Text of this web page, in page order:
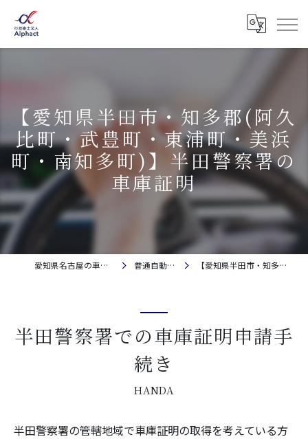
【愛知県半田市・知多郡(阿久
比町・武豊町・東浦町・美浜
町・南知多町)】半田警察署の
車庫証明
愛知県名古屋の車庫証明・自動車登録なら行政書士法人Alphact｜相談料金無料 普通自動車の車庫証明(保管場所証明申請) 【愛知県半田市・知多郡(阿久比町・武豊町・東浦町・美浜町・南知多町)】半田警察署の車庫証明
半田警察署での車庫証明申請手
続き
HANDA
半田警察署の管轄地域で車庫証明の取得を考えている方